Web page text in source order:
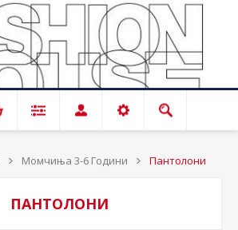
Момчиња 3-6 Години Пантолони
ПАНТОЛОНИ